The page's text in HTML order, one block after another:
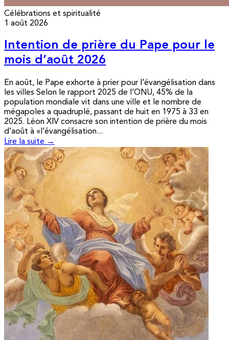
Célébrations et spiritualité
1 août 2026
Intention de prière du Pape pour le
mois d’août 2026
En août, le Pape exhorte à prier pour l’évangélisation dans
les villes Selon le rapport 2025 de l’ONU, 45% de la
population mondiale vit dans une ville et le nombre de
mégapoles a quadruplé, passant de huit en 1975 à 33 en
2025. Léon XIV consacre son intention de prière du mois
d’août à «l’évangélisation...
Lire la suite →